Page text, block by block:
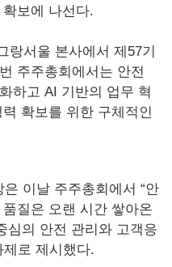
보에 나선다.
랑서울 본사에서 제57기
주주총회에서는 안전
하고 AI 기반의 업무 혁
확보를 위한 구체적인
이날 주주총회에서 “안
질은 오랜 시간 쌓아온
심의 안전 관리와 고객응
로 제시했다.